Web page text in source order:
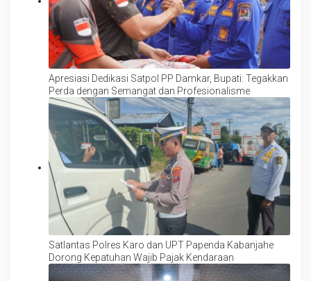
Apresiasi Dedikasi Satpol PP Damkar, Bupati: Tegakkan
Perda dengan Semangat dan Profesionalisme
Satlantas Polres Karo dan UPT Papenda Kabanjahe
Dorong Kepatuhan Wajib Pajak Kendaraan